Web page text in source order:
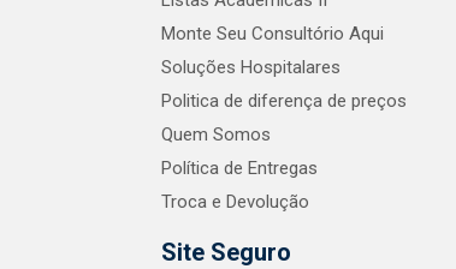
Monte Seu Consultório Aqui
Soluções Hospitalares
Politica de diferença de preços
Quem Somos
Política de Entregas
Troca e Devolução
Site Seguro